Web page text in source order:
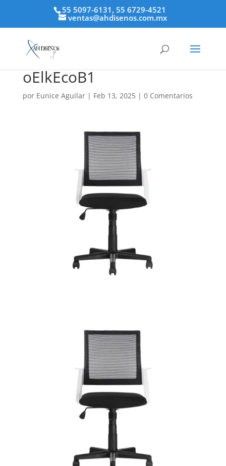
55 5097-6131, 55 6729-4521
ventas@ahdisenos.com.mx
oElkEcoB1
por Eunice Aguilar| Feb 13, 2025| 0 Comentarios